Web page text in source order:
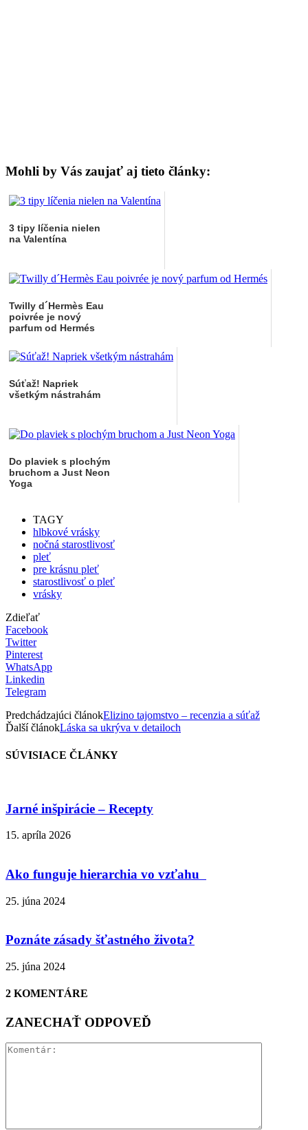
Mohli by Vás zaujať aj tieto články:
3 tipy líčenia nielen
na Valentína
Twilly d´Hermès Eau
poivrée je nový
parfum od Hermés
Súťaž! Napriek
všetkým nástrahám
Do plaviek s plochým
bruchom a Just Neon
Yoga
TAGY
hlbkové vrásky
nočná starostlivosť
pleť
pre krásnu pleť
starostlivosť o pleť
vrásky
Zdieľať
Facebook
Twitter
Pinterest
WhatsApp
Linkedin
Telegram
Predchádzajúci článokElizino tajomstvo – recenzia a súťaž
Ďalší článokLáska sa ukrýva v detailoch
SÚVISIACE ČLÁNKY
Jarné inšpirácie – Recepty
15. apríla 2026
Ako funguje hierarchia vo vzťahu
25. júna 2024
Poznáte zásady šťastného života?
25. júna 2024
2 KOMENTÁRE
ZANECHAŤ ODPOVEĎ